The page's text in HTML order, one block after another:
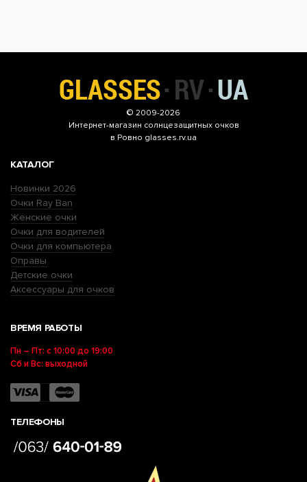
© 2009-2026
Интернет-магазин солнцезащитных очков
в Ровно glasses.rv.ua
КАТАЛОГ
Новинки 2026
Очки Ray Ban
Женские очки
Очки для водителей
Очки для компьютера
Оправы
Детские очки
Аксессуары для очков
ВРЕМЯ РАБОТЫ
Пн – Пт: с 10:00 до 19:00
Сб и Вс: выходной
ТЕЛЕФОНЫ